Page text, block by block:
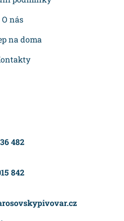
O nás
na doma
482
842